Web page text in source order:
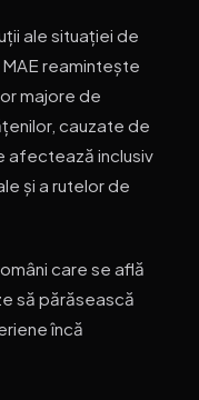
ale situaţiei de
reamintește
majore de
cauzate de
afectează inclusiv
și a rutelor de
care se află
să părăsească
încă